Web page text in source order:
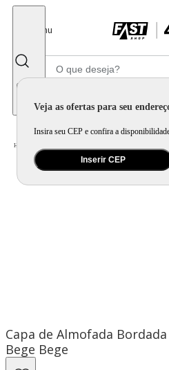
Menu
Veja as ofertas para seu
Insira seu CEP e confira a
Inserir CEP
Home
Capa de Almofada
Bege Bege